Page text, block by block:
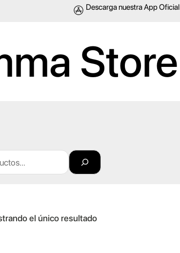
Descarga nuestra App Oficial
Store
el único resultado